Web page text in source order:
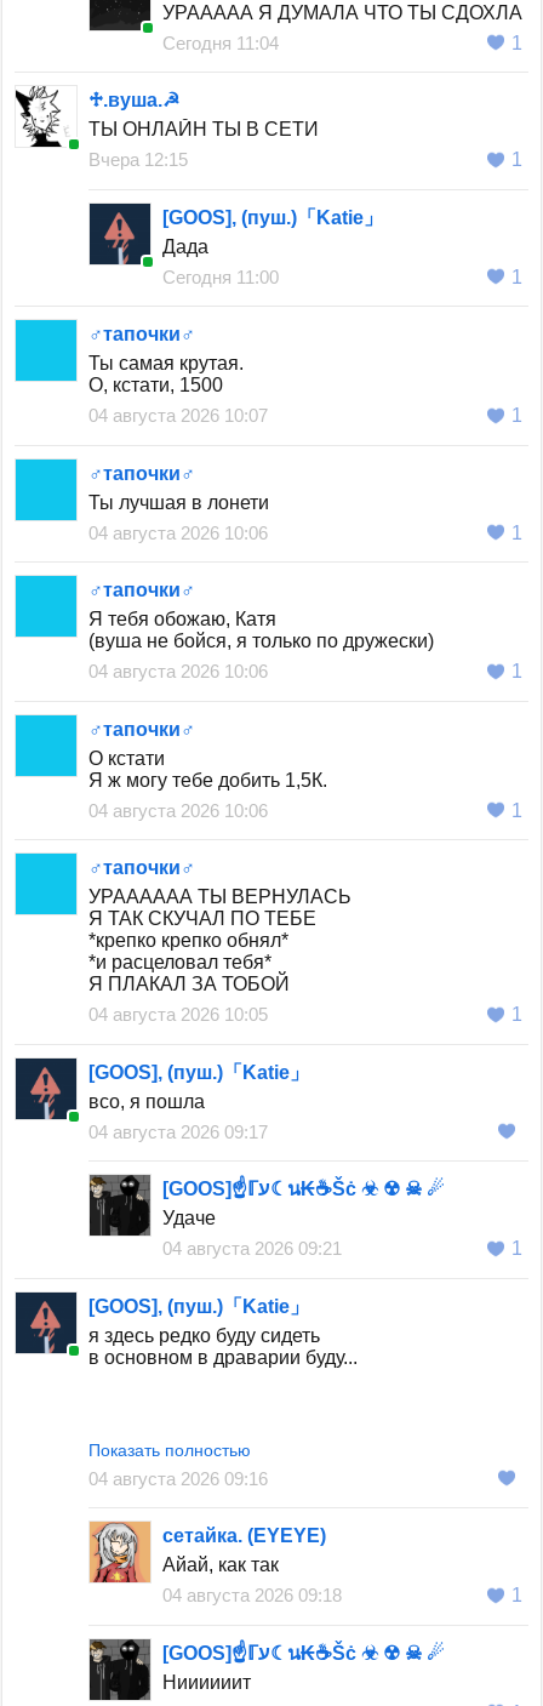
УРААААА Я ДУМАЛА ЧТО ТЫ СДОХЛА
Сегодня 11:04
1
♱︎.вуша.☭
ТЫ ОНЛАЙН ТЫ В СЕТИ
Вчера 12:15
1
[GOOS], (пуш.)「Katie」
Дада
Сегодня 11:00
1
♂тапочки♂
Ты самая крутая.
О, кстати, 1500
04 августа 2026 10:07
1
♂тапочки♂
Ты лучшая в лонети
04 августа 2026 10:06
1
♂тапочки♂
Я тебя обожаю, Катя
(вуша не бойся, я только по дружески)
04 августа 2026 10:06
1
♂тапочки♂
О кстати
Я ж могу тебе добить 1,5К.
04 августа 2026 10:06
1
♂тапочки♂
УРАААААА ТЫ ВЕРНУЛАСЬ
Я ТАК СКУЧАЛ ПО ТЕБЕ
*крепко крепко обнял*
*и расцеловал тебя*
Я ПЛАКАЛ ЗА ТОБОЙ
04 августа 2026 10:05
1
[GOOS], (пуш.)「Katie」
всо, я пошла
04 августа 2026 09:17
[GOOS]☝️ℾע☾น₭☕️Šċ ☣ ☢ ☠ ☄
Удаче
04 августа 2026 09:21
1
[GOOS], (пуш.)「Katie」
я здесь редко буду сидеть
в основном в драварии буду...
Показать полностью
04 августа 2026 09:16
сетайка. (EYEYE)
Айай, как так
04 августа 2026 09:18
1
[GOOS]☝️ℾע☾น₭☕️Šċ ☣ ☢ ☠ ☄
Ниииииит